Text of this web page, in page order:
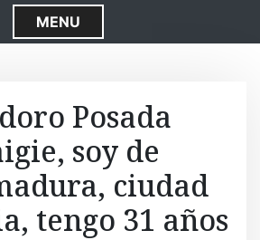
S
k
o
o
n
e
MENU
Posada
soy de
ciudad
tengo 31 años